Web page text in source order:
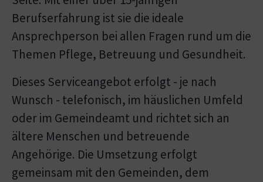
Berufserfahrung ist sie die ideale
Ansprechperson bei allen Fragen rund um die
Themen Pflege, Betreuung und Gesundheit.
Dieses Serviceangebot erfolgt - je nach
Wunsch - telefonisch, im häuslichen Umfeld
oder im Gemeindeamt und richtet sich an
ältere Menschen und betreuende
Angehörige. Die Umsetzung erfolgt
gemeinsam mit den Gemeinden, dem